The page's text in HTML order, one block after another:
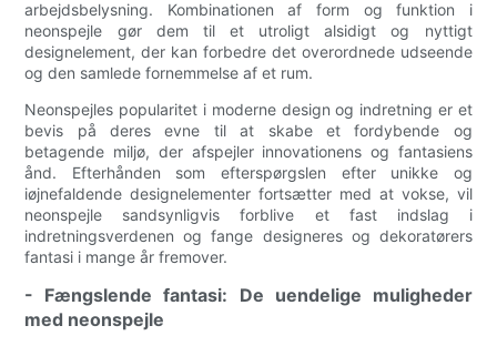
arbejdsbelysning. Kombinationen af ​​form og funktion i
neonspejle gør dem til et utroligt alsidigt og nyttigt
designelement, der kan forbedre det overordnede udseende
og den samlede fornemmelse af et rum.
Neonspejles popularitet i moderne design og indretning er et
bevis på deres evne til at skabe et fordybende og
betagende miljø, der afspejler innovationens og fantasiens
ånd. Efterhånden som efterspørgslen efter unikke og
iøjnefaldende designelementer fortsætter med at vokse, vil
neonspejle sandsynligvis forblive et fast indslag i
indretningsverdenen og fange designeres og dekoratørers
fantasi i mange år fremover.
- Fængslende fantasi: De uendelige muligheder
med neonspejle